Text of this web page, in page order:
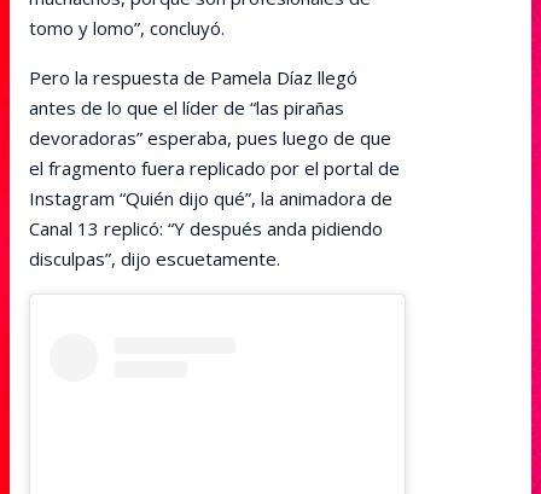
tomo y lomo”, concluyó.
Pero la respuesta de Pamela Díaz llegó
antes de lo que el líder de “las pirañas
devoradoras” esperaba, pues luego de que
el fragmento fuera replicado por el portal de
Instagram “Quién dijo qué”, la animadora de
Canal 13 replicó: “Y después anda pidiendo
disculpas”, dijo escuetamente.